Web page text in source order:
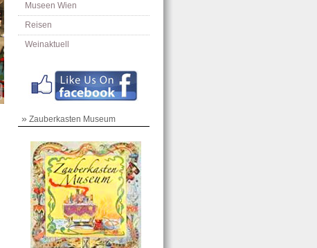
Museen Wien
Reisen
Weinaktuell
» Zauberkasten Museum